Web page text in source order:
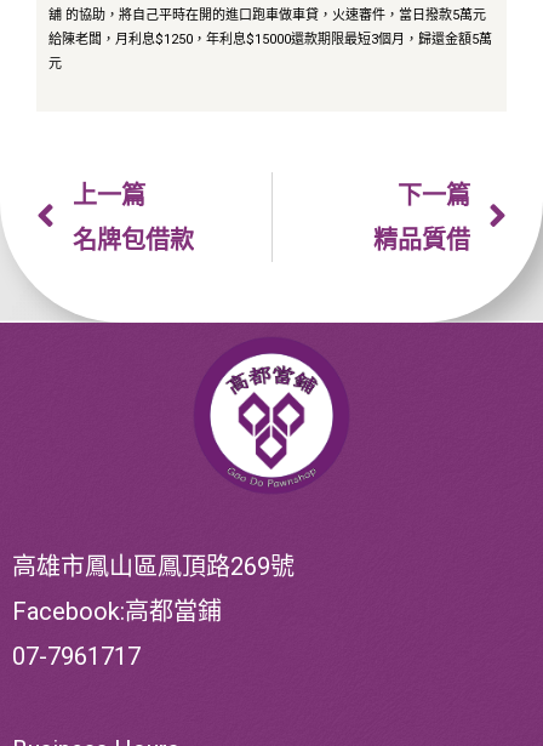
舖 的協助，將自己平時在開的進口跑車做車貸，火速審件，當日撥款5萬元
給陳老闆，月利息$1250，年利息$15000還款期限最短3個月，歸還金額5萬
元
上一篇
名牌包借款
下一篇
精品質借
高雄市鳳山區鳳頂路269號
Facebook:高都當鋪
07-7961717